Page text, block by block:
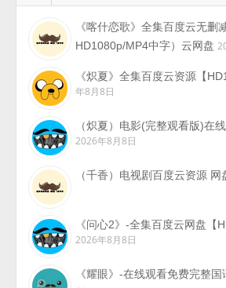
《喀什恋歌》全集百度云无删
HD1080p/MP4中字）云网盘
《炽夏》全集百度云资源【
年8月8日
（炽夏）电影(完整观看版)在
2026年8月8日
（千香）电视剧百度云资源 网
《问心2》-全集百度云网盘【
2026年8月8日
《耀眼》-在线观看免费完整